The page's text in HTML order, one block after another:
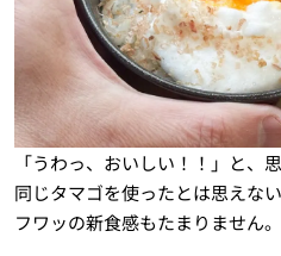
「うわっ、おいしい！！」と、
同じタマゴを使ったとは思えな
フワッの新食感もたまりません。